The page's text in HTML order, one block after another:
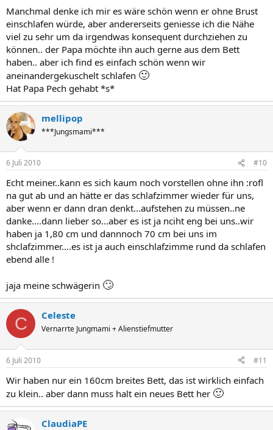
Manchmal denke ich mir es wäre schön wenn er ohne Brust
einschlafen würde, aber andererseits geniesse ich die Nähe
viel zu sehr um da irgendwas konsequent durchziehen zu
können.. der Papa möchte ihn auch gerne aus dem Bett
haben.. aber ich find es einfach schön wenn wir
aneinandergekuschelt schlafen 🙂
Hat Papa Pech gehabt *s*
mellipop
***Jungsmami***
6 Juli 2010 #10
Echt meiner..kann es sich kaum noch vorstellen ohne ihn :rofl
na gut ab und an hätte er das schlafzimmer wieder für uns,
aber wenn er dann dran denkt...aufstehen zu müssen..ne
danke....dann lieber so...aber es ist ja nciht eng bei uns..wir
haben ja 1,80 cm und dannnoch 70 cm bei uns im
shclafzimmer....es ist ja auch einschlafzimme rund da schlafen
ebend alle !
jaja meine schwägerin 🙄
C Celeste
Vernarrte Jungmami + Alienstiefmutter
6 Juli 2010 #11
Wir haben nur ein 160cm breites Bett, das ist wirklich einfach
zu klein.. aber dann muss halt ein neues Bett her 🙂
ClaudiaPE